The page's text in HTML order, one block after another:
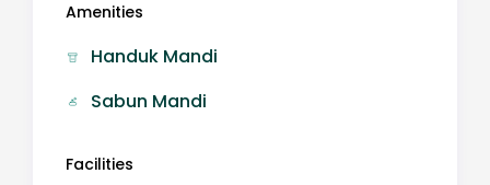
Amenities
Handuk Mandi
Sabun Mandi
Facilities